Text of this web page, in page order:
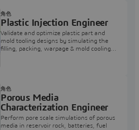
Plastic Injection Engineer
Validate and optimize plastic part and
mold tooling designs by simulating the
filling, packing, warpage & mold cooling
角色
Porous Media
Characterization Engineer
Perform pore scale simulations of porous
media in reservoir rock, batteries, fuel
角色